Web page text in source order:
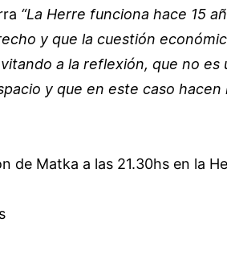
“La Herre funciona hace 15
y que la cuestión
a la reflexión, que no
y que en este caso
Matka a las 21.30hs en la